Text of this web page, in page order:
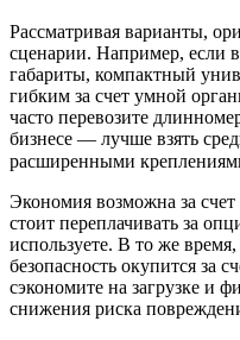
Рассматривая варианты,
сценарии. Например, если
габариты, компактный
гибким за счет умной
часто перевозите
бизнесе — лучше взять
расширенными
Экономия возможна за
стоит переплачивать за
используете. В то же
безопасность окупится за
сэкономите на загрузке и
снижения риска